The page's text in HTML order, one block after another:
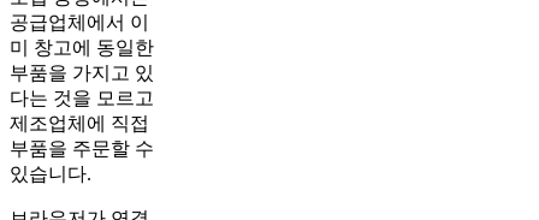
공급업체에서 이
미 창고에 동일한
부품을 가지고 있
다는 것을 모르고
제조업체에 직접
부품을 주문할 수
있습니다.